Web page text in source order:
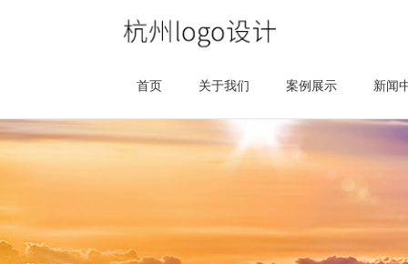
首页 关于我们 案例展示 新闻